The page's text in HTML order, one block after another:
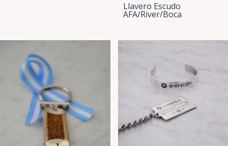
Llavero Escudo
AFA/River/Boca